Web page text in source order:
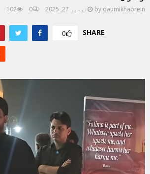
by qaumikhabrein نومبر 27, 2025 0
102
SHARE
0